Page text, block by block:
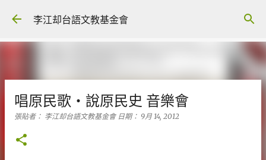
跳到主要內容
李江却台語文教基金會
唱原民歌‧說原民史 音樂會
張貼者： 李江却台語文教基金會 日期： 9月 14, 2012